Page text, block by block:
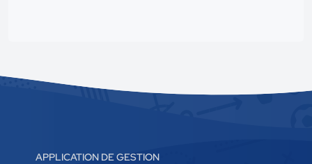
APPLICATION DE GESTION